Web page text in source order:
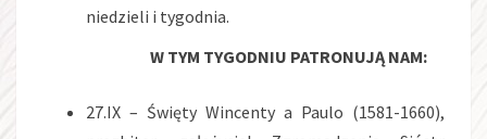
niedzieli i tygodnia.
W TYM TYGODNIU PATRONUJĄ NAM:
27.IX – Święty Wincenty a Paulo (1581-1660),